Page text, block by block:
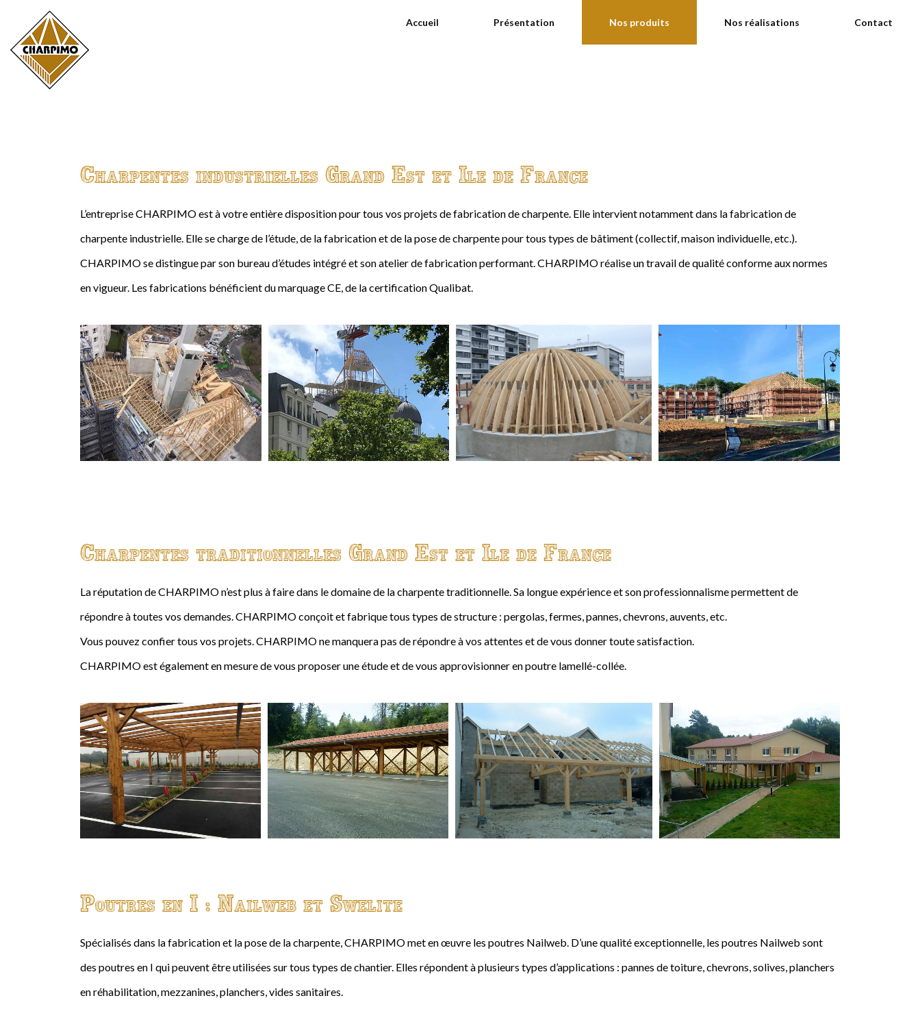
Accueil Présentation Nos produits Nos réalisations Contact
Charpentes industrielles Grand Est et Ile de France
L’entreprise CHARPIMO est à votre entière disposition pour tous vos projets de fabrication de charpente. Elle intervient notamment dans la fabrication de
charpente industrielle. Elle se charge de l’étude, de la fabrication et de la pose de charpente pour tous types de bâtiment (collectif, maison individuelle, etc.).
CHARPIMO se distingue par son bureau d’études intégré et son atelier de fabrication performant. CHARPIMO réalise un travail de qualité conforme aux normes
en vigueur. Les fabrications bénéficient du marquage CE, de la certification Qualibat.
Charpentes traditionnelles Grand Est et Ile de France
La réputation de CHARPIMO n’est plus à faire dans le domaine de la charpente traditionnelle. Sa longue expérience et son professionnalisme permettent de
répondre à toutes vos demandes. CHARPIMO conçoit et fabrique tous types de structure : pergolas, fermes, pannes, chevrons, auvents, etc.
Vous pouvez confier tous vos projets. CHARPIMO ne manquera pas de répondre à vos attentes et de vous donner toute satisfaction.
CHARPIMO est également en mesure de vous proposer une étude et de vous approvisionner en poutre lamellé-collée.
Poutres en I : Nailweb et Swelite
Spécialisés dans la fabrication et la pose de la charpente, CHARPIMO met en œuvre les poutres Nailweb. D’une qualité exceptionnelle, les poutres Nailweb sont
des poutres en I qui peuvent être utilisées sur tous types de chantier. Elles répondent à plusieurs types d’applications : pannes de toiture, chevrons, solives, planchers
en réhabilitation, mezzanines, planchers, vides sanitaires.